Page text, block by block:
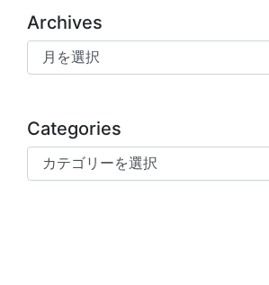
Archives
Archives
Categories
Categories